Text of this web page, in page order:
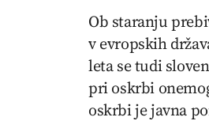
Ob staranju
v evropskih
leta se tudi
pri oskrbi
oskrbi je javna